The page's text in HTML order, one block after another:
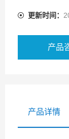
更新时间：
产品
产品详情